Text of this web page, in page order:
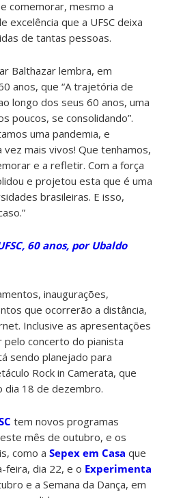
comemorar, mesmo a
excelência que a UFSC deixa
de tantas pessoas.
Balthazar lembra, em
anos, que “A trajetória de
longo dos seus 60 anos, uma
poucos, se consolidando”.
uma pandemia, e
vez mais vivos! Que tenhamos,
e a refletir. Com a força
e projetou esta que é uma
brasileiras. E isso,
60 anos, por Ubaldo
inaugurações,
que ocorrerão a distância,
Inclusive as apresentações
pelo concerto do pianista
sendo planejado para
Rock in Camerata, que
dia 18 de dezembro.
tem novos programas
mês de outubro, e os
como aSepex em Casa que
feira, dia 22, e o Experimenta
e a Semana da Dança, em